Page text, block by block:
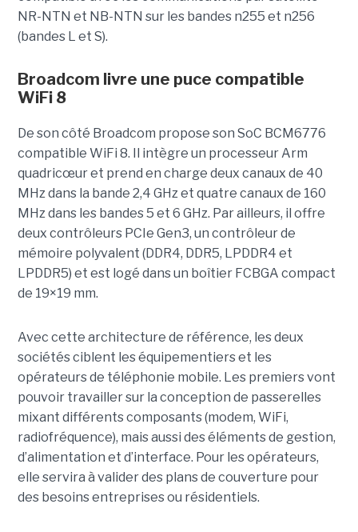
NR-NTN et NB-NTN sur les bandes n255 et n256
(bandes L et S).
Broadcom livre une puce compatible
WiFi 8
De son côté Broadcom propose son SoC BCM6776
compatible WiFi 8. Il intègre un processeur Arm
quadricœur et prend en charge deux canaux de 40
MHz dans la bande 2,4 GHz et quatre canaux de 160
MHz dans les bandes 5 et 6 GHz. Par ailleurs, il offre
deux contrôleurs PCIe Gen3, un contrôleur de
mémoire polyvalent (DDR4, DDR5, LPDDR4 et
LPDDR5) et est logé dans un boîtier FCBGA compact
de 19×19 mm.
Avec cette architecture de référence, les deux
sociétés ciblent les équipementiers et les
opérateurs de téléphonie mobile. Les premiers vont
pouvoir travailler sur la conception de passerelles
mixant différents composants (modem, WiFi,
radiofréquence), mais aussi des éléments de gestion,
d’alimentation et d’interface. Pour les opérateurs,
elle servira à valider des plans de couverture pour
des besoins entreprises ou résidentiels.